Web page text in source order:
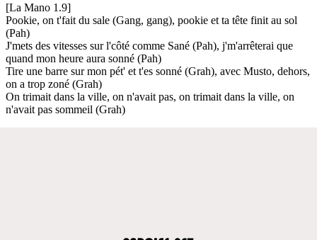
[La Mano 1.9]
Pookie, on t'fait du sale (Gang, gang), pookie et ta tête finit au sol
(Pah)
J'mets des vitesses sur l'côté comme Sané (Pah), j'm'arrêterai que
quand mon heure aura sonné (Pah)
Tire une barre sur mon pét' et t'es sonné (Grah), avec Musto, dehors,
on a trop zoné (Grah)
On trimait dans la ville, on n'avait pas, on trimait dans la ville, on
n'avait pas sommeil (Grah)